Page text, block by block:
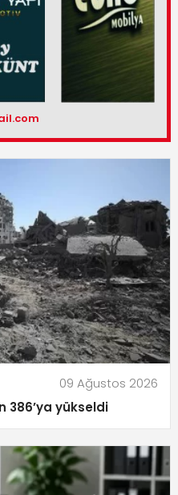
09 Ağustos 2026
386’ya yükseldi